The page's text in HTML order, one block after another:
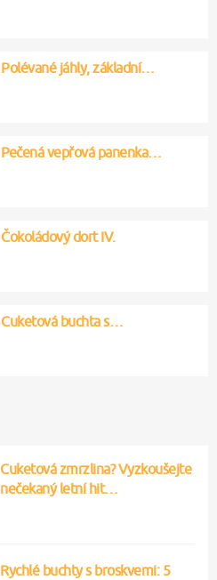
Polévané jáhly, základní…
Pečená vepřová panenka…
Čokoládový dort IV.
Cuketová buchta s…
Cuketová zmrzlina? Vyzkoušejte
nečekaný letní hit…
Rychlé buchty s broskvemi: 5